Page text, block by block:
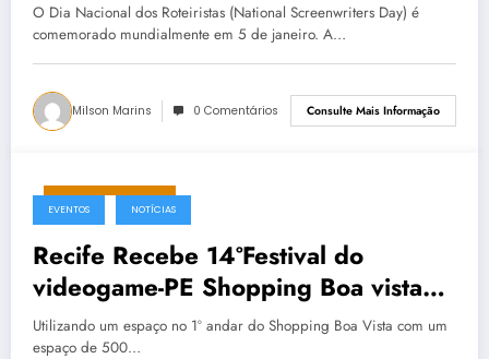
O Dia Nacional dos Roteiristas (National Screenwriters Day) é
comemorado mundialmente em 5 de janeiro. A…
Milson Marins 0 Comentários Consulte Mais Informação
fevereiro 26, 2026
EVENTOS NOTÍCIAS
Recife Recebe 14ºFestival do
videogame-PE Shopping Boa vista
de 05 à 08/Mar
Utilizando um espaço no 1º andar do Shopping Boa Vista com um
espaço de 500…